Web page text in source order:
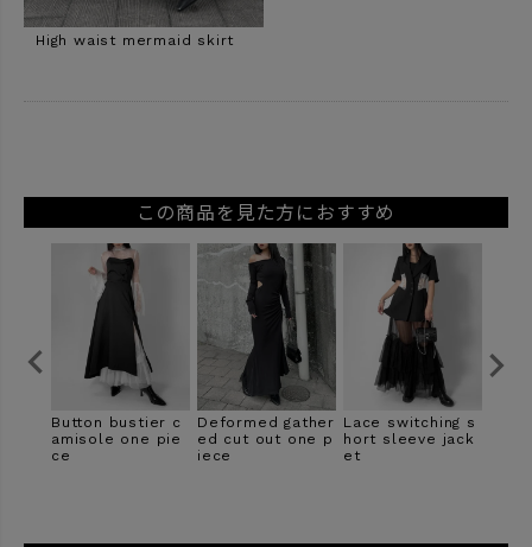
High waist mermaid skirt
この商品を見た方におすすめ
Lace switching s
hort sleeve jack
et
Pin design merm
aid skirt
Back lace velour
one piece